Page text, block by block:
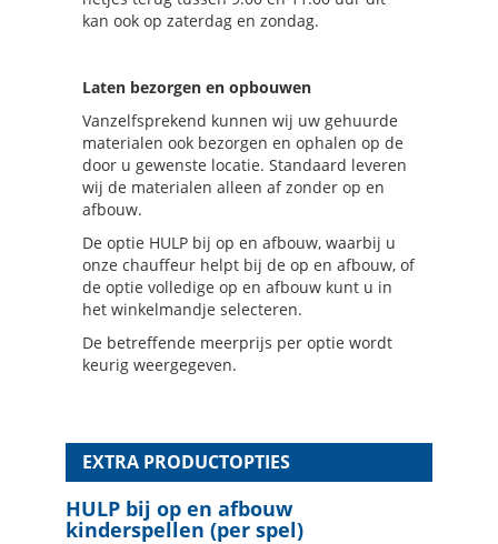
kan ook op zaterdag en zondag.
Laten bezorgen en opbouwen
Vanzelfsprekend kunnen wij uw gehuurde
materialen ook bezorgen en ophalen op de
door u gewenste locatie. Standaard leveren
wij de materialen alleen af zonder op en
afbouw.
De optie HULP bij op en afbouw, waarbij u
onze chauffeur helpt bij de op en afbouw, of
de optie volledige op en afbouw kunt u in
het winkelmandje selecteren.
De betreffende meerprijs per optie wordt
keurig weergegeven.
EXTRA PRODUCTOPTIES
HULP bij op en afbouw
kinderspellen (per spel)